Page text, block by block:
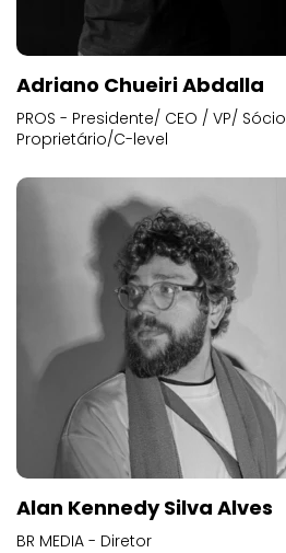
Adriano Chueiri Abdalla
PROS - Presidente/ CEO / VP/ Sócio
Proprietário/C-level
Alan Kennedy Silva Alves
BR MEDIA - Diretor